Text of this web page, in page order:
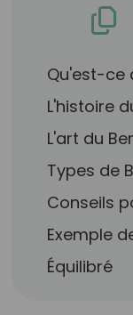
Qu'est-ce
L'histoire
L'art du
Types de
Conseils
Exemple
Équilibré